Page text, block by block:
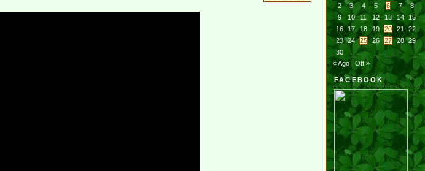
2
3 4 5 6 7
8
9
10 11 12 13 14
15
16
17 18 19 20 21
22
23 24 25 26 27 28
29
30
« Ago
Ott »
FACEBOOK